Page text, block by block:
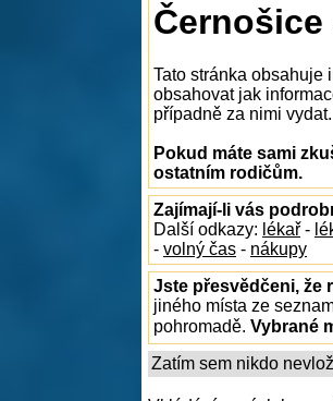
Černošice
Tato stránka obsahuje
obsahovat jak
případně za nimi vydat.
Pokud máte sami
ostatním rodičům.
Zajímají-li vás
Další odkazy: lékař -
- volný čas - nákupy
Jste přesvědčeni, že
jiného místa ze
pohromadě. Vybrané
Zatím sem nikdo